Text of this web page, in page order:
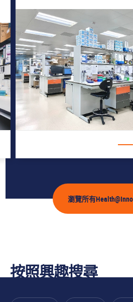
學、器官移植及基因藥物等
臨床需求， 令香港在創科
穩世界最前線。
瀏覽所有
按照興趣搜尋